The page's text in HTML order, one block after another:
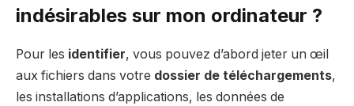
indésirables sur mon ordinateur ?
Pour les identifier, vous pouvez d’abord jeter un œil
aux fichiers dans votre dossier de téléchargements,
les installations d’applications, les données de